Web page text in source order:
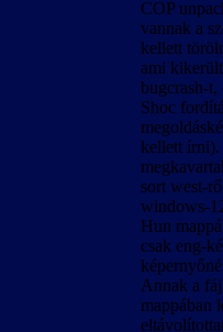
felirattal
billentyű
videóját
2007. április
A
alapján
1.0000-
Ez a
nem
Ennek
játék
névsor
COP
vannak a
kellett
ami
bugcrash-
Shoc
kellett írni).
sort west-
windows-
Hun
csak eng-
Annak a
mappában